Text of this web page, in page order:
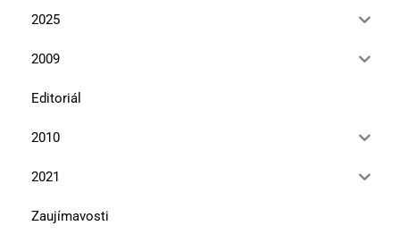
2025
2009
Editoriál
2010
2021
Zaujímavosti